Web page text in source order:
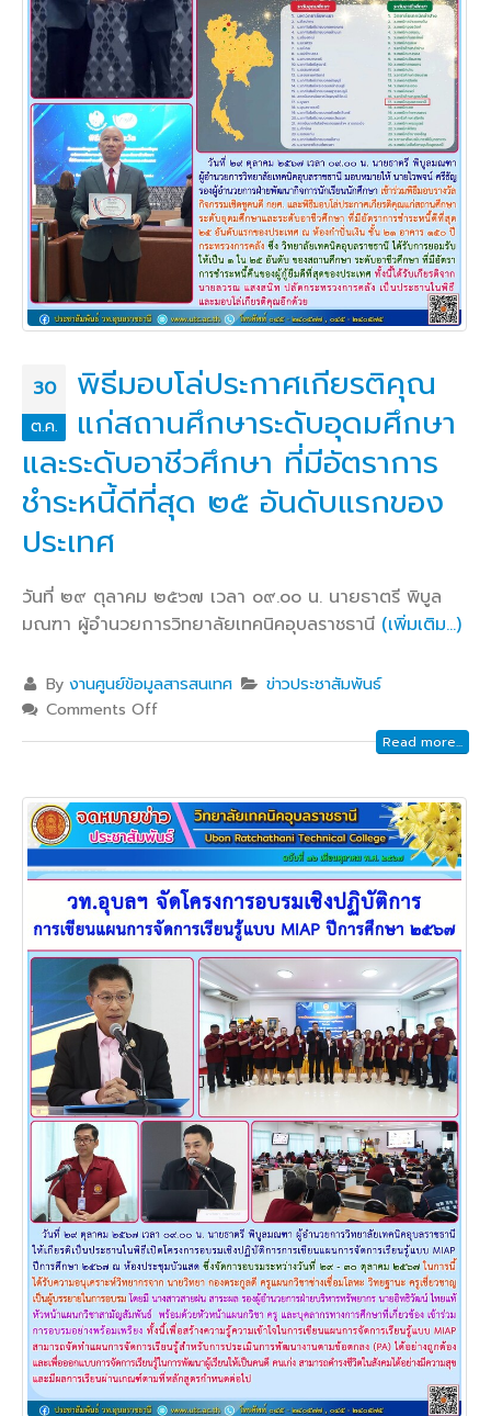
30
ต.ค.
พิธีมอบโล่ประกาศเกียรติคุณ
แก่สถานศึกษาระดับอุดมศึกษา
และระดับอาชีวศึกษา ที่มีอัตราการ
ชำระหนี้ดีที่สุด ๒๕ อันดับแรกของ
ประเทศ
วันที่ ๒๙ ตุลาคม ๒๕๖๗ เวลา ๐๙.๐๐ น. นายธาตรี พิบูล
มณฑา ผู้อำนวยการวิทยาลัยเทคนิคอุบลราชธานี (เพิ่มเติม…)
Byงานศูนย์ข้อมูลสารสนเทศ
ข่าวประชาสัมพันธ์
Comments Off
Read more...